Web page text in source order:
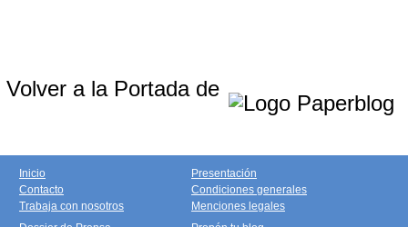
Volver a la Portada de
Inicio
Contacto
Trabaja con nosotros
Presentación
Condiciones generales
Menciones legales